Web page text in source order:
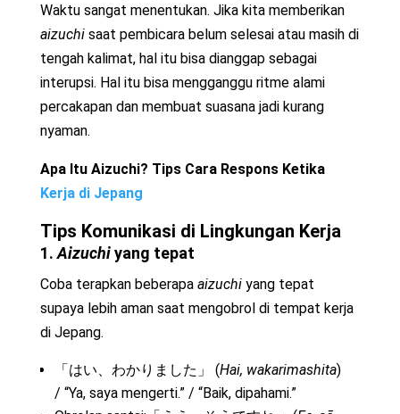
Waktu sangat menentukan. Jika kita memberikan
aizuchi saat pembicara belum selesai atau masih di
tengah kalimat, hal itu bisa dianggap sebagai
interupsi. Hal itu bisa mengganggu ritme alami
percakapan dan membuat suasana jadi kurang
nyaman.
Apa Itu Aizuchi? Tips Cara Respons Ketika
Kerja di Jepang
Tips Komunikasi di Lingkungan Kerja
1.Aizuchiyang tepat
Coba terapkan beberapa aizuchiyang tepat
supaya lebih aman saat mengobrol di tempat kerja
di Jepang.
「はい、わかりました」 (Hai, wakarimashita)
/ “Ya, saya mengerti.” / “Baik, dipahami.”